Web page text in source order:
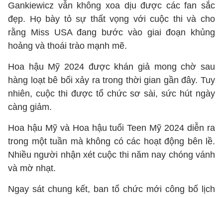
Gankiewicz vẫn không xoa dịu được các fan sắc
đẹp. Họ bày tỏ sự thất vọng với cuộc thi và cho
rằng Miss USA đang bước vào giai đoạn khủng
hoảng và thoái trào mạnh mẽ.
Hoa hậu Mỹ 2024 được khán giả mong chờ sau
hàng loạt bê bối xảy ra trong thời gian gần đây. Tuy
nhiên, cuộc thi được tổ chức sơ sài, sức hút ngày
càng giảm.
Hoa hậu Mỹ và Hoa hậu tuổi Teen Mỹ 2024 diễn ra
trong một tuần mà không có các hoạt động bên lề.
Nhiều người nhận xét cuộc thi năm nay chóng vánh
và mờ nhạt.
Ngay sát chung kết, ban tổ chức mới công bố lịch